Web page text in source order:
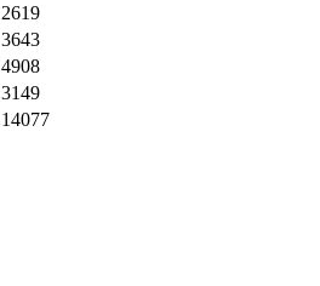
2619
3643
4908
3149
14077